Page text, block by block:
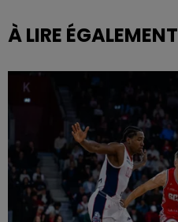
À LIRE ÉGALEMENT